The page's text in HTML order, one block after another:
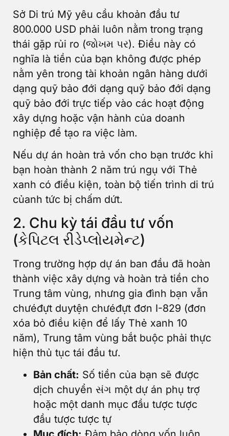
Sở Di trú Mỹ yêu cầu khoản đầu tư
800.000 USD phải luôn nằm trong trạng
thái gặp rủi ro (જોખમ પર). Điều này có
nghĩa là tiền của bạn không được phép
nằm yên trong tài khoản ngân hàng dưới
dạng quỹ bảo đới dạng quỹ bảo đới dạng
quỹ bảo đới trực tiếp vào các hoạt động
xây dựng hoặc vận hành của doanh
nghiệp để tạo ra việc làm.
Nếu dự án hoàn trả vốn cho bạn trước khi
bạn hoàn thành 2 năm trú ngụ với Thẻ
xanh có điều kiện, toàn bộ tiến trình di trú
củanh tức bị chấm dứt.
2. Chu kỳ tái đầu tư vốn
(કેપિટલ રીડેપ્લોયમેન્ટ)
Trong trường hợp dự án ban đầu đã hoàn
thành việc xây dựng và hoàn trả tiền cho
Trung tâm vùng, nhưng gia đình bạn vẫn
chưéđựt duytện chưéđựt đơn I-829 (đơn
xóa bỏ điều kiện để lấy Thẻ xanh 10
năm), Trung tâm vùng bắt buộc phải thực
hiện thủ tục tái đầu tư.
Bản chất: Số tiền của bạn sẽ được
dịch chuyển સંગ một dự án phụ trợ
hoặc một danh mục đầu tược tược
đầu tược tược tự